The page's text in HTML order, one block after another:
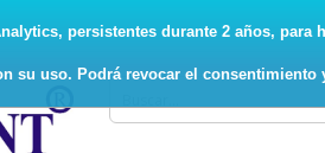
persistentes durante 2 años,
su uso. Podrá revocar el